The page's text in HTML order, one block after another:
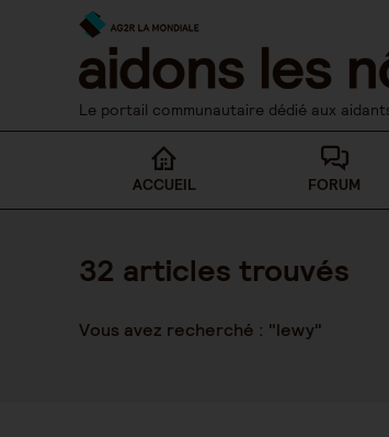
Le portail communautaire dédié aux
ACCUEIL FORUM
32 articles trouvés
Vous avez recherché : "lewy"